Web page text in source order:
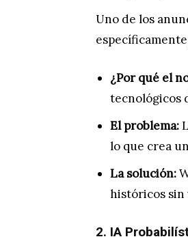
Uno de los
¿Por qué el
tecnológicos
El problema:
lo que crea
La solución:
históricos sin
2. IA